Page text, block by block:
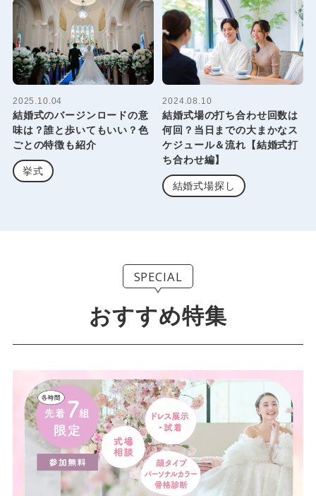
2025.10.04
結婚式のバージンロードの意
味は？誰と歩いてもいい？色
ごとの特徴も紹介
挙式
2024.08.10
結婚式場の打ち合わせ回数は
何回？当日までの大まかなス
ケジュール＆流れ【結婚式打
ち合わせ編】
結婚式場探し
SPECIAL
おすすめ特集